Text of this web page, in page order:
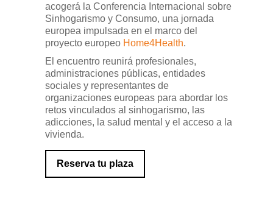
acogerá la Conferencia Internacional sobre
Sinhogarismo y Consumo, una jornada
europea impulsada en el marco del
proyecto europeo Home4Health.
El encuentro reunirá profesionales,
administraciones públicas, entidades
sociales y representantes de
organizaciones europeas para abordar los
retos vinculados al sinhogarismo, las
adicciones, la salud mental y el acceso a la
vivienda.
Reserva tu plaza